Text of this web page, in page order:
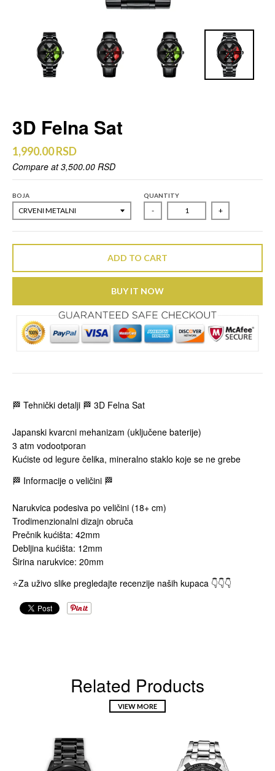
3D Felna Sat
1,990.00 RSD
Compare at3,500.00 RSD
BOJA QUANTITY
- +
ADD TO CART
BUY IT NOW
🏁 Tehnički detalji 🏁 3D Felna Sat
Japanski kvarcni mehanizam (uključene baterije)
3 atm vodootporan
Kućiste od legure čelika, mineralno staklo koje se ne grebe
🏁 Informacije o veličini 🏁
Narukvica podesiva po veličini (18+ cm)
Trodimenzionalni dizajn obruča
Prečnik kućišta: 42mm
Debljina kućišta: 12mm
Širina narukvice: 20mm
⭐️Za uživo slike pregledajte recenzije naših kupaca 👇👇👇
Related Products
VIEW MORE